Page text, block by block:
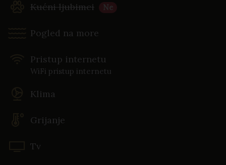
Kućni ljubimci Ne
Pogled na more
Pristup internetu
WiFi pristup internetu
Klima
Grijanje
Tv